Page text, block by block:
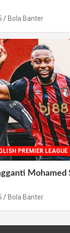
Bola Banter
PREMIER LEAGUE
Mohamed
Bola Banter